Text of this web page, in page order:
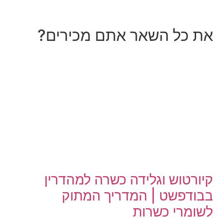
את כל השאר אתם מכירים?
קיורטוש וגלידה כשרה למהדרין
בבודפשט | המדריך המתוק
לשומרי כשרות